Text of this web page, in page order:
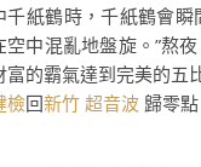
千紙鶴時，千紙鶴會瞬
空中混亂地盤旋。”熬夜
富的霸氣達到完美的五
檢回新竹 超音波 歸零點